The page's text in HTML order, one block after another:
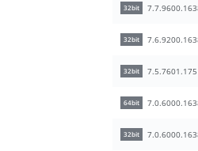
32bit
32bit
32bit
64bit
32bit